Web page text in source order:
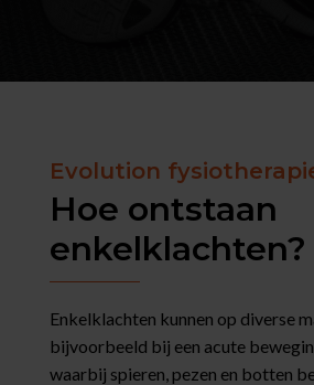
Evolution
Hoe ontstaan
enkelklachten?
Enkelklachten kunnen op diverse
bijvoorbeeld bij een acute
waarbij spieren, pezen en botten